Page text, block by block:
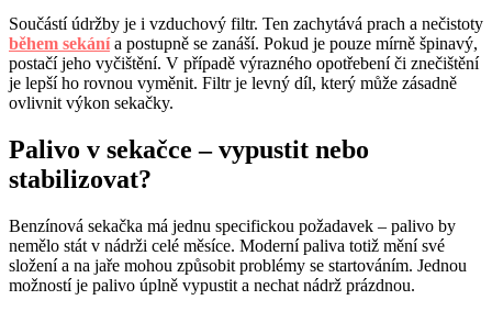
Součástí údržby je i vzduchový filtr. Ten zachytává prach a nečistoty
během sekánía postupně se zanáší. Pokud je pouze mírně špinavý,
postačí jeho vyčištění. V případě výrazného opotřebení či znečištění
je lepší ho rovnou vyměnit. Filtr je levný díl, který může zásadně
ovlivnit výkon sekačky.
Palivo v sekačce – vypustit nebo
stabilizovat?
Benzínová sekačka má jednu specifickou požadavek – palivo by
nemělo stát v nádrži celé měsíce. Moderní paliva totiž mění své
složení a na jaře mohou způsobit problémy se startováním. Jednou
možností je palivo úplně vypustit a nechat nádrž prázdnou.